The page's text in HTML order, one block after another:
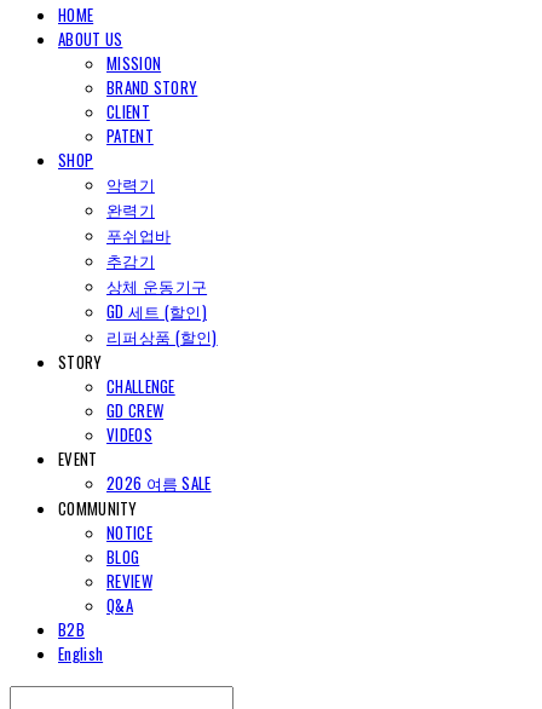
HOME
ABOUT US
MISSION
BRAND STORY
CLIENT
PATENT
SHOP
악력기
완력기
푸쉬업바
추감기
상체 운동기구
GD 세트 (할인)
리퍼상품 (할인)
STORY
CHALLENGE
GD CREW
VIDEOS
EVENT
2026 여름 SALE
COMMUNITY
NOTICE
BLOG
REVIEW
Q&A
B2B
English